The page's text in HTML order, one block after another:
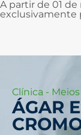
A partir de 01 de
exclusivamente
Clínica -
ÁGAR